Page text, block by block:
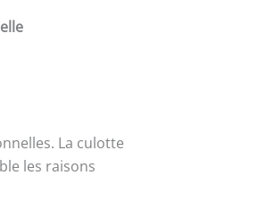
La culotte
les raisons